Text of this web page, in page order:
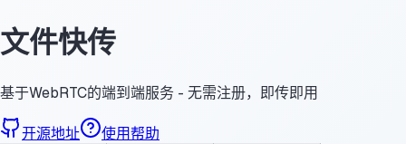
文件快传
基于WebRTC的端到端服务 - 无需注册，即传即用
开源地址 使用帮助